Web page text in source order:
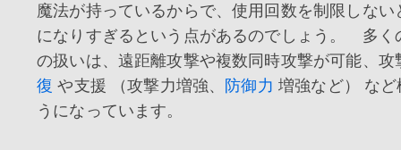
魔法が持っているからで、使用回数を制限しない
になりすぎるという点があるのでしょう。 多く
の扱いは、遠距離攻撃や複数同時攻撃が可能、
復 や支援 （攻撃力増強、 防御力 増強など） な
うになっています。